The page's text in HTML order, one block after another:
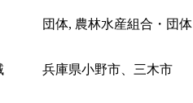
団体, 農林水産組合・団体
兵庫県小野市、三木市